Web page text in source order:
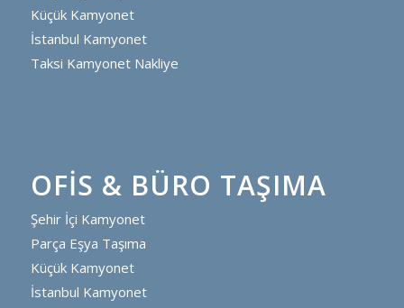
Küçük Kamyonet
İstanbul Kamyonet
Taksi Kamyonet Nakliye
OFIS & BÜRO TAŞIMA
Şehir İçi Kamyonet
Parça Eşya Taşıma
Küçük Kamyonet
İstanbul Kamyonet